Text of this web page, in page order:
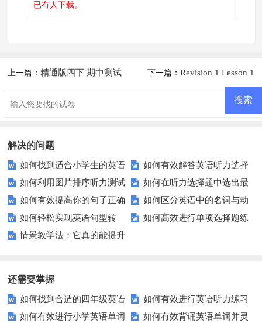
已有人下载。
上一篇：精通版四下 期中测试 下一篇： Revision 1 Lesson 1
解决的问题
如何找到适合小学生的英语
听力练习资源？
如何有效解答英语听力选择
题？这些技巧助你一臂之力！
如何利用图片排序听力测试
有效提升学生的听力理解能力？
如何在听力选择题中选出最
佳答案？——技巧与实例解析
如何有效提高你的句子正确
性听力判断能力？
如何区分英语中的名词与动
词？这些技巧让你轻松掌握！
如何轻松实现英语句型转
换？这些技巧你必须知道！
如何高效进行单项选择题练
情景教学法：它真的能提升
还需要掌握
如何找到合适的四年级英语
期末测试卷来提高孩子的成绩？
如何有效进行英语听力练习
以快速提升？
如何有效进行小学英语单词
如何有效背诵英语单词并灵